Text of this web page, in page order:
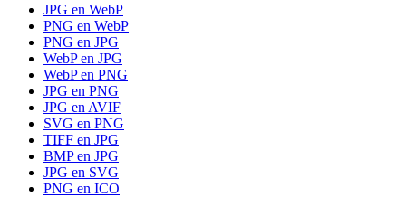
JPG en WebP
PNG en WebP
PNG en JPG
WebP en JPG
WebP en PNG
JPG en PNG
JPG en AVIF
SVG en PNG
TIFF en JPG
BMP en JPG
JPG en SVG
PNG en ICO